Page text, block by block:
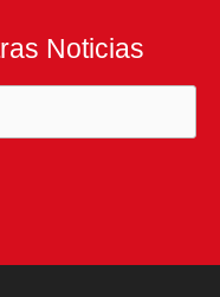
Noticias